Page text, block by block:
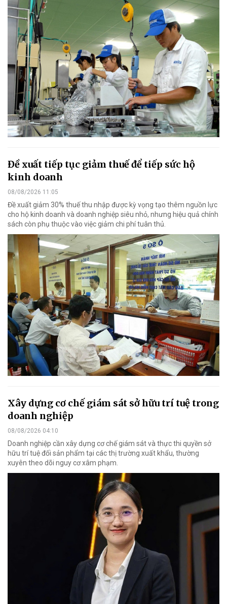
Đề xuất tiếp tục giảm thuế để tiếp sức hộ
kinh doanh
08/08/2026 11:05
Đề xuất giảm 30% thuế thu nhập được kỳ vọng tạo thêm nguồn lực
cho hộ kinh doanh và doanh nghiệp siêu nhỏ, nhưng hiệu quả chính
sách còn phụ thuộc vào việc giảm chi phí tuân thủ.
Xây dựng cơ chế giám sát sở hữu trí tuệ trong
doanh nghiệp
08/08/2026 04:10
Doanh nghiệp cần xây dựng cơ chế giám sát và thực thi quyền sở
hữu trí tuệ đối sản phẩm tại các thị trường xuất khẩu, thường
xuyên theo dõi nguy cơ xâm phạm.